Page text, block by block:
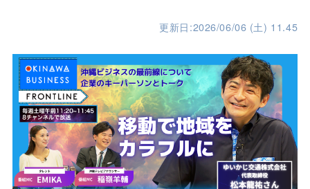
更新日:2026/06/06 (土) 11.45